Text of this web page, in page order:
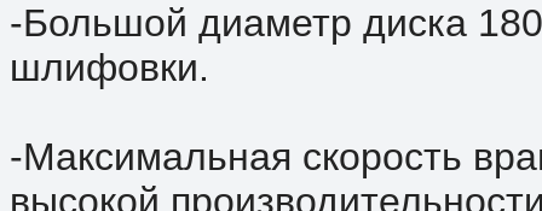
-Большой диаметр диска
шлифовки.
-Максимальная скорость
высокой